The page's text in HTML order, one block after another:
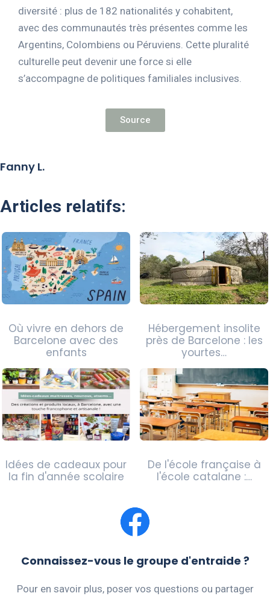
diversité : plus de 182 nationalités y cohabitent,
avec des communautés très présentes comme les
Argentins, Colombiens ou Péruviens. Cette pluralité
culturelle peut devenir une force si elle
s’accompagne de politiques familiales inclusives.
Source
Fanny L.
Articles relatifs:
Où vivre en dehors de
Barcelone avec des
enfants
Hébergement insolite
près de Barcelone : les
yourtes…
Idées de cadeaux pour
la fin d'année scolaire
De l'école française à
l'école catalane :…
Connaissez-vous le groupe d'entraide ?
Pour en savoir plus, poser vos questions ou partager